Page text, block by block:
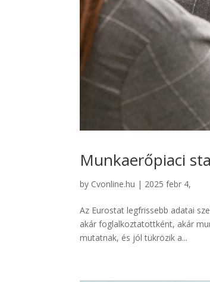
Munkaerőpiaci
by Cvonline.hu | 2025 febr 4,
Az Eurostat legfrissebb adatai
akár foglalkoztatottként, akár
mutatnak, és jól tükrözik a...